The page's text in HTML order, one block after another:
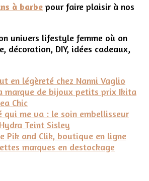
à barbe pour faire plaisir à nos
univers lifestyle femme où on
décoration, DIY, idées cadeaux,
en légèreté chez Nanni Vaglio
marque de bijoux petits prix Ikita
Chic
qui me va : le soin embellisseur
Teint Sisley
Pik and Clik, boutique en ligne
marques en destockage